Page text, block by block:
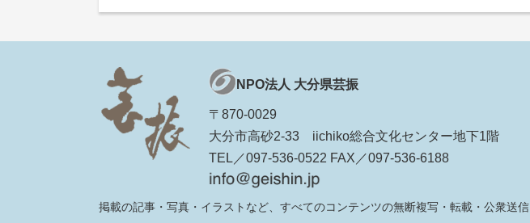
NPO法人 大分県芸振
〒870-0029
大分市高砂2-33 iichiko総合文化センター地下1階
TEL／097-536-0522 FAX／097-536-6188
掲載の記事・写真・イラストなど、すべてのコンテンツの無断複写・転載・公衆送信